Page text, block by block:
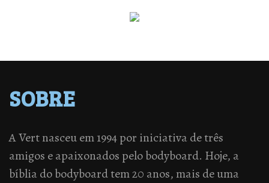
SOBRE
A Vert nasceu em 1994 por iniciativa de três
amigos e apaixonados pelo bodyboard. Hoje, a
bíblia do bodyboard tem 20 anos, mais de uma